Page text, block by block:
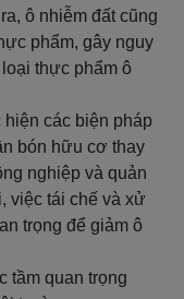
ô nhiễm đất cũng
phẩm, gây nguy
thực phẩm ô
các biện pháp
bón hữu cơ thay
nghiệp và quản
việc tái chế và xử
trọng để giảm ô
tầm quan trọng